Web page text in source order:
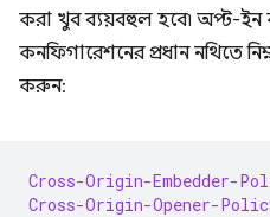
করা খুব ব্যয়বহুল হবে৷ অপ্ট-ইন
কনফিগারেশনের প্রধান নথিতে
করুন:
Cross-Origin-Embedder-
Cross-Origin-Opener-